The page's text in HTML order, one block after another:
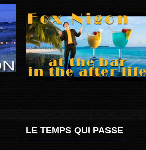
LE TEMPS QUI PASSE